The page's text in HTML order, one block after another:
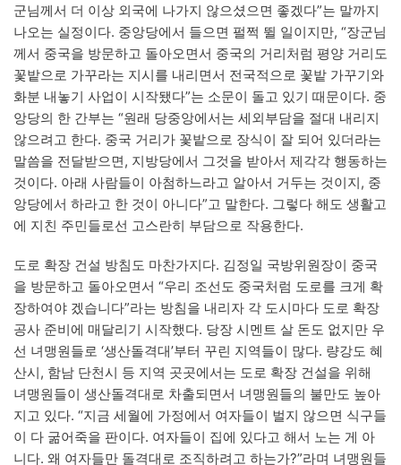
군님께서 더 이상 외국에 나가지 않으셨으면 좋겠다”는 말까지
나오는 실정이다. 중앙당에서 들으면 펄쩍 뛸 일이지만, “장군님
께서 중국을 방문하고 돌아오면서 중국의 거리처럼 평양 거리도
꽃밭으로 가꾸라는 지시를 내리면서 전국적으로 꽃밭 가꾸기와
화분 내놓기 사업이 시작됐다”는 소문이 돌고 있기 때문이다. 중
앙당의 한 간부는 “원래 당중앙에서는 세외부담을 절대 내리지
않으려고 한다. 중국 거리가 꽃밭으로 장식이 잘 되어 있더라는
말씀을 전달받으면, 지방당에서 그것을 받아서 제각각 행동하는
것이다. 아래 사람들이 아첨하느라고 알아서 거두는 것이지, 중
앙당에서 하라고 한 것이 아니다”고 말한다. 그렇다 해도 생활고
에 지친 주민들로선 고스란히 부담으로 작용한다.
도로 확장 건설 방침도 마찬가지다. 김정일 국방위원장이 중국
을 방문하고 돌아오면서 “우리 조선도 중국처럼 도로를 크게 확
장하여야 겠습니다”라는 방침을 내리자 각 도시마다 도로 확장
공사 준비에 매달리기 시작했다. 당장 시멘트 살 돈도 없지만 우
선 녀맹원들로 ‘생산돌격대’부터 꾸린 지역들이 많다. 량강도 혜
산시, 함남 단천시 등 지역 곳곳에서는 도로 확장 건설을 위해
녀맹원들이 생산돌격대로 차출되면서 녀맹원들의 불만도 높아
지고 있다. “지금 세월에 가정에서 여자들이 벌지 않으면 식구들
이 다 굶어죽을 판이다. 여자들이 집에 있다고 해서 노는 게 아
니다. 왜 여자들만 돌격대로 조직하려고 하는가?”라며 녀맹원들